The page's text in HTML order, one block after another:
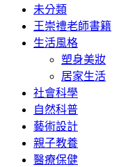
未分類
王崇禮老師書籍
生活風格
塑身美妝
居家生活
社會科學
自然科普
藝術設計
親子教養
醫療保健